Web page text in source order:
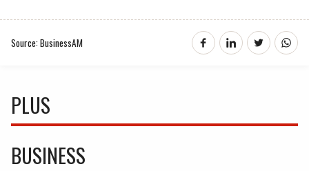
Source: BusinessAM
PLUS
BUSINESS